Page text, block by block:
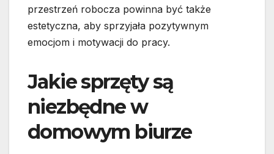
przestrzeń robocza powinna być także
estetyczna, aby sprzyjała pozytywnym
emocjom i motywacji do pracy.
Jakie sprzęty są
niezbędne w
domowym biurze